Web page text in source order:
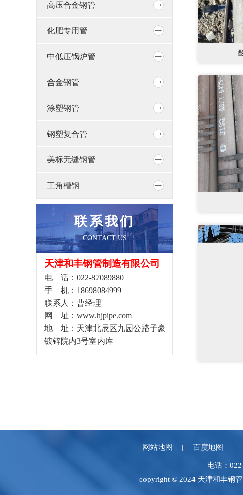
高压合金钢管
化肥专用管
中低压锅炉管
合金钢管
涂塑钢管
钢塑复合管
美标无缝钢管
工角槽钢
联系我们
CONTACT US
天津和丰钢管制造有限公司
电 话：022-87089880
手 机：18698084999
联系人：曹经理
网 址：www.hjpipe.com
地 址：天津北辰区九园公路子豪
镀锌院内3号室内库
网站地图 百度地图
电话：
copyright © 2024 天津和丰钢